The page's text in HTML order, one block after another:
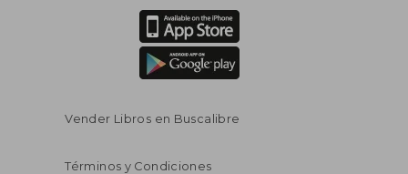
Vender Libros en Buscalibre
Términos y Condiciones